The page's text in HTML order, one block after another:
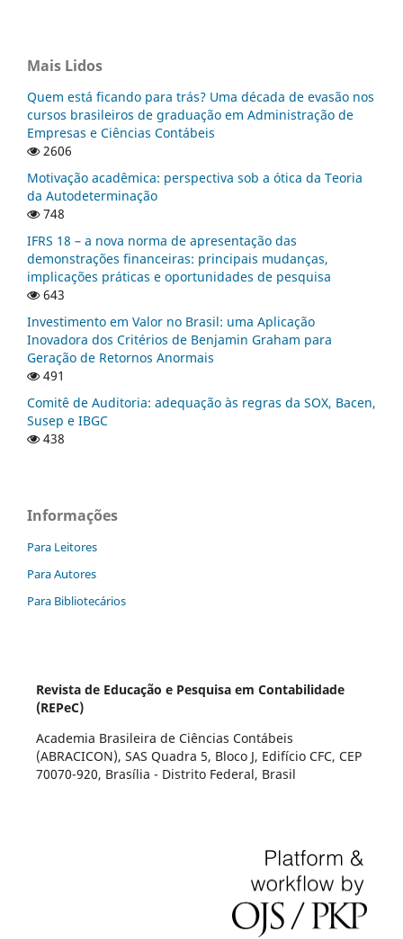
Mais Lidos
Quem está ficando para trás? Uma década de evasão nos
cursos brasileiros de graduação em Administração de
Empresas e Ciências Contábeis
2606
Motivação acadêmica: perspectiva sob a ótica da Teoria
da Autodeterminação
748
IFRS 18 – a nova norma de apresentação das
demonstrações financeiras: principais mudanças,
implicações práticas e oportunidades de pesquisa
643
Investimento em Valor no Brasil: uma Aplicação
Inovadora dos Critérios de Benjamin Graham para
Geração de Retornos Anormais
491
Comitê de Auditoria: adequação às regras da SOX, Bacen,
Susep e IBGC
438
Informações
Para Leitores
Para Autores
Para Bibliotecários
Revista de Educação e Pesquisa em Contabilidade
(REPeC)
Academia Brasileira de Ciências Contábeis
(ABRACICON), SAS Quadra 5, Bloco J, Edifício CFC, CEP
70070-920, Brasília - Distrito Federal, Brasil